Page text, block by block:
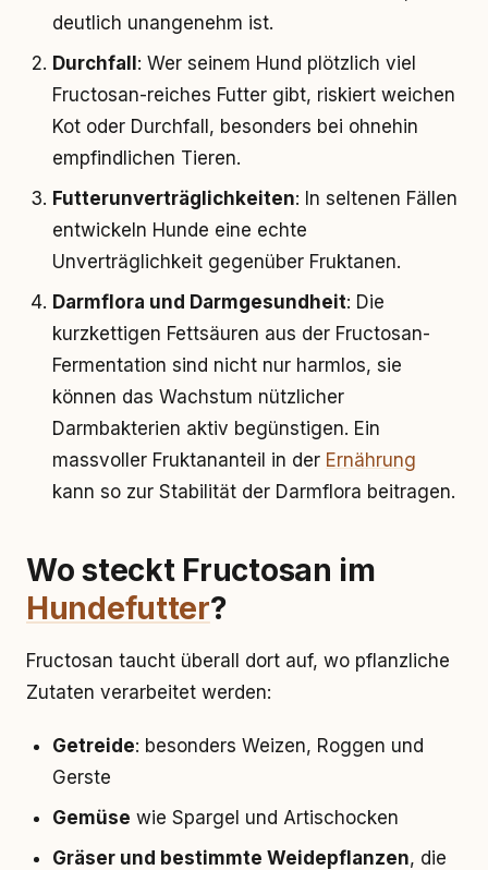
deutlich unangenehm ist.
Durchfall : Wer seinem Hund plötzlich viel
Fructosan-reiches Futter gibt, riskiert weichen
Kot oder Durchfall, besonders bei ohnehin
empfindlichen Tieren.
Futterunverträglichkeiten: In seltenen Fällen
entwickeln Hunde eine echte
Unverträglichkeit gegenüber Fruktanen.
Darmflora und Darmgesundheit: Die
kurzkettigen Fettsäuren aus der Fructosan-
Fermentation sind nicht nur harmlos, sie
können das Wachstum nützlicher
Darmbakterien aktiv begünstigen. Ein
massvoller Fruktananteil in der Ernährung
kann so zur Stabilität der Darmflora beitragen.
Wo steckt Fructosan im
Hundefutter?
Fructosan taucht überall dort auf, wo pflanzliche
Zutaten verarbeitet werden:
Getreide: besonders Weizen, Roggen und
Gerste
Gemüse wie Spargel und Artischocken
Gräser und bestimmte Weidepflanzen, die